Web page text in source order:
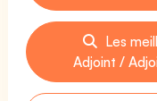
Les
Adjoint /